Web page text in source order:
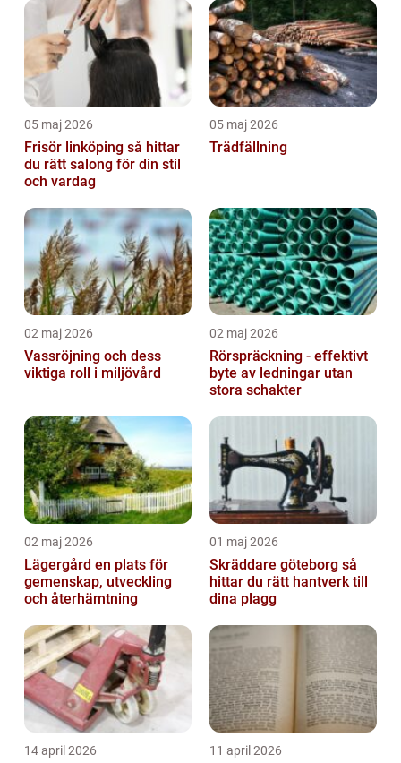
05 maj 2026
Frisör linköping så hittar
du rätt salong för din stil
och vardag
05 maj 2026
Trädfällning
02 maj 2026
Vassröjning och dess
viktiga roll i miljövård
02 maj 2026
Rörspräckning - effektivt
byte av ledningar utan
stora schakter
02 maj 2026
Lägergård en plats för
gemenskap, utveckling
och återhämtning
01 maj 2026
Skräddare göteborg så
hittar du rätt hantverk till
dina plagg
14 april 2026 11 april 2026